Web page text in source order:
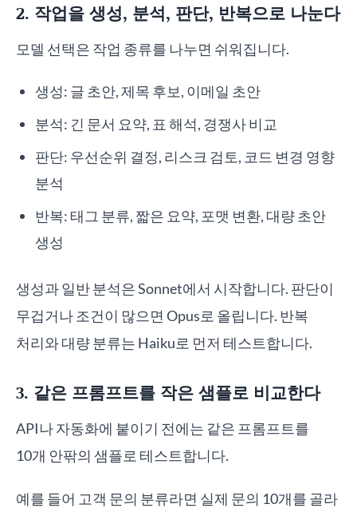
2. 작업을 생성, 분석, 판단, 반복으로 나눈다
모델 선택은 작업 종류를 나누면 쉬워집니다.
생성: 글 초안, 제목 후보, 이메일 초안
분석: 긴 문서 요약, 표 해석, 경쟁사 비교
판단: 우선순위 결정, 리스크 검토, 코드 변경 영향
분석
반복: 태그 분류, 짧은 요약, 포맷 변환, 대량 초안
생성
생성과 일반 분석은 Sonnet에서 시작합니다. 판단이
무겁거나 조건이 많으면 Opus로 올립니다. 반복
처리와 대량 분류는 Haiku로 먼저 테스트합니다.
3. 같은 프롬프트를 작은 샘플로 비교한다
API나 자동화에 붙이기 전에는 같은 프롬프트를
10개 안팎의 샘플로 테스트합니다.
예를 들어 고객 문의 분류라면 실제 문의 10개를 골라